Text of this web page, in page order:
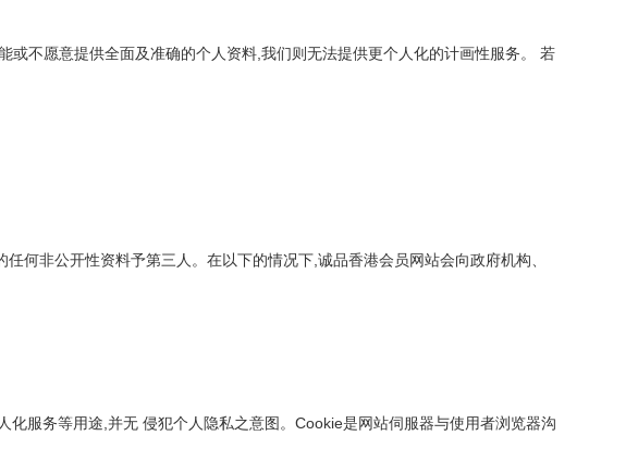
不愿意提供全面及准确的个人资料,我们则无法提供更个人化的计画性服务。 若
何非公开性资料予第三人。在以下的情况下,诚品香港会员网站会向政府机构、
服务等用途,并无 侵犯个人隐私之意图。Cookie是网站伺服器与使用者浏览器沟